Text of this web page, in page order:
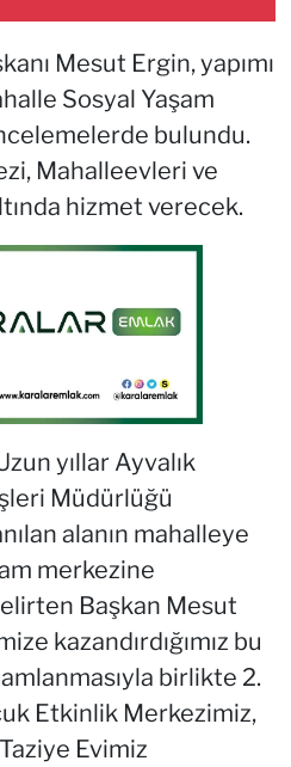
Mesut Ergin, yapımı
Sosyal Yaşam
bulundu.
Mahalleevleri ve
hizmet verecek.
yıllar Ayvalık
Müdürlüğü
alanın mahalleye
merkezine
Başkan Mesut
kazandırdığımız bu
birlikte 2.
Etkinlik Merkezimiz,
Evimiz